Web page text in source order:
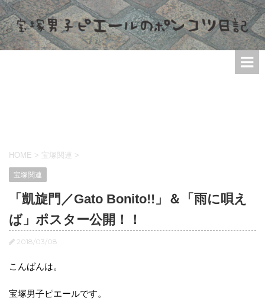
HOME > 宝塚関連 >
宝塚関連
「凱旋門／Gato Bonito!!」＆「雨に唄え
ば」ポスター公開！！
2018/03/08
こんばんは。
宝塚男子ピエールです。